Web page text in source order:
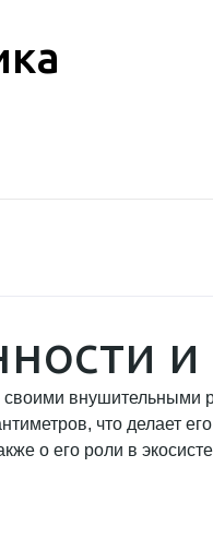
что делает
о его роли в